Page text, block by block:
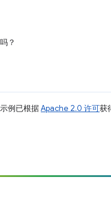
？
例已根据Apache 2.0 许可获